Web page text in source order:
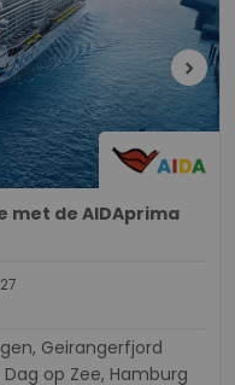
chevron_right
met de AIDAprima
op Zee, Hamburg